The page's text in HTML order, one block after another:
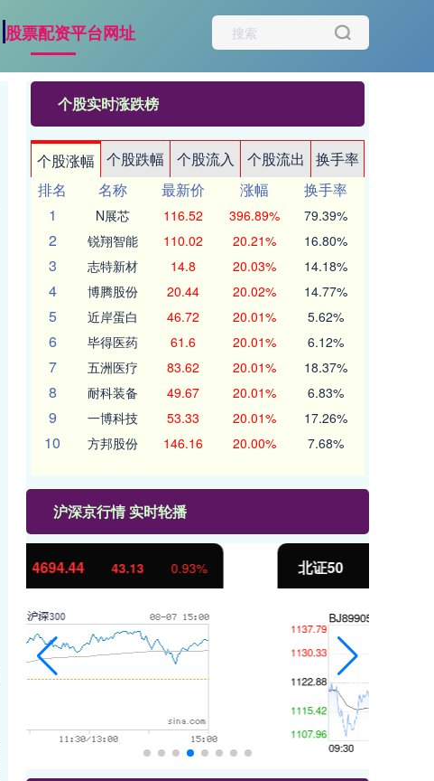
股票配资平台网址
个股实时涨跌榜
个股涨幅 个股跌幅 个股流入 个股流出
换手率
排名
名称 最新价 涨幅
换手率
1
N展芯 116.52 396.89% 79.39%
2 锐翔智能 110.02 20.21% 16.80%
3 志特新材 14.8 20.03% 14.18%
4 博腾股份 20.44 20.02% 14.77%
5 近岸蛋白 46.72 20.01% 5.62%
6 毕得医药 61.6 20.01% 6.12%
7 五洲医疗 83.62 20.01% 18.37%
8 耐科装备 49.67 20.01% 6.83%
9 一博科技 53.33 20.01% 17.26%
10 方邦股份 146.16 20.00% 7.68%
沪深京行情 实时轮播
北证50 1134.24 1.01%